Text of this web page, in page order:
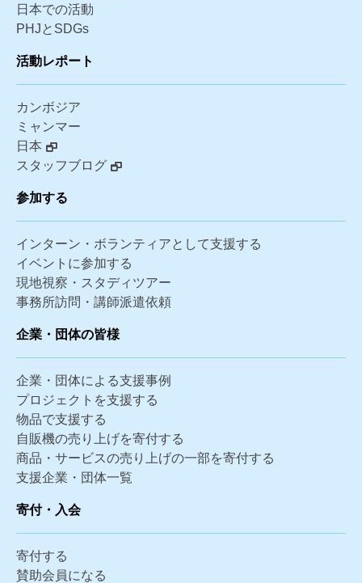
日本での活動
PHJとSDGs
活動レポート
カンボジア
ミャンマー
日本
スタッフブログ
参加する
インターン・ボランティアとして支援する
イベントに参加する
現地視察・スタディツアー
事務所訪問・講師派遣依頼
企業・団体の皆様
企業・団体による支援事例
プロジェクトを支援する
物品で支援する
自販機の売り上げを寄付する
商品・サービスの売り上げの一部を寄付する
支援企業・団体一覧
寄付・入会
寄付する
賛助会員になる